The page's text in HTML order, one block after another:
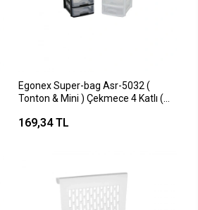
Egonex Super-bag Asr-5032 (
Tonton & Mini ) Çekmece 4 Katlı (
169,34 TL